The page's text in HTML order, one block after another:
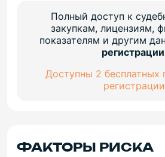
Полный доступ к
закупкам, лицензиям,
показателям и другим
регистрации
Доступны 2 бесплатных
регистрации
ФАКТОРЫ РИСКА